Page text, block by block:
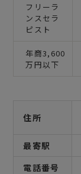
フリーラ
ンスセラ
ピスト
年商3,600
万円以下
住所
最寄駅
電話番号